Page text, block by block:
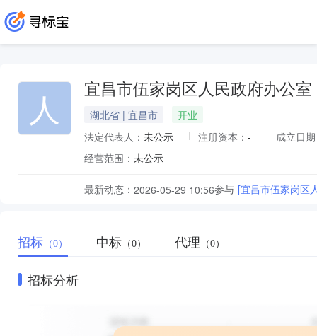
人 宜昌市伍家岗区人民政府办公室
湖北省 | 宜昌市
开业
法定代表人： 未公示 注册资本： -
成立日
经营范围： 未公示
最新动态： 2026-05-29 10:56参与 [宜昌市伍家岗区
招标 （0） 中标 （0） 代理 （0）
招标分析